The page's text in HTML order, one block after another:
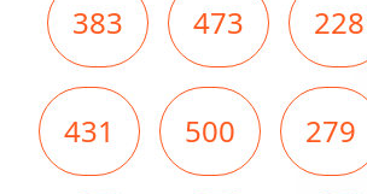
383 473 228
431 500 279